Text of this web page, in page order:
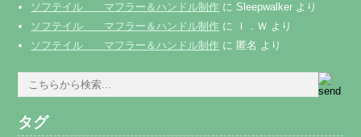
ソフテイル マフラー＆ハンドル制作 に Sleepwalker より
ソフテイル マフラー＆ハンドル制作 に Ｉ．Ｗ より
ソフテイル マフラー＆ハンドル制作 に 匿名 より
タグ